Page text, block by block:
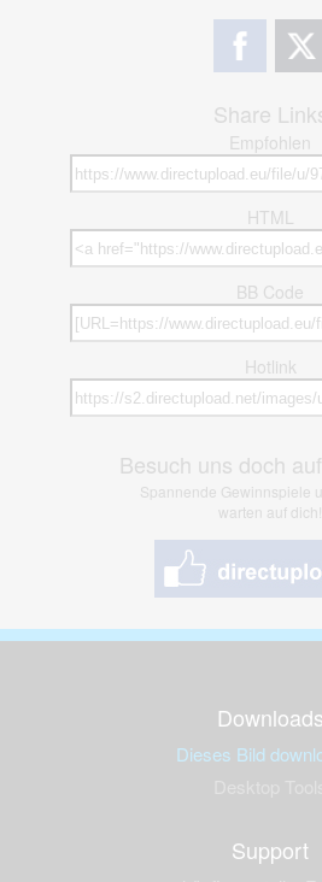
Share
Empfohlen
HTML
BB Code
Hotlink
Besuch uns doch
Spannende Gewinnspiele
warten auf dich!
Downloads
Dieses Bild
Support